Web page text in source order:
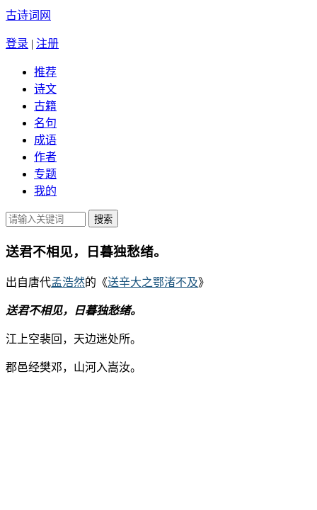
古诗词网
登录 | 注册
推荐
诗文
古籍
名句
成语
作者
专题
我的
送君不相见，日暮独愁绪。
出自唐代孟浩然的《送辛大之鄂渚不及》
送君不相见，日暮独愁绪。
江上空裴回，天边迷处所。
郡邑经樊邓，山河入嵩汝。